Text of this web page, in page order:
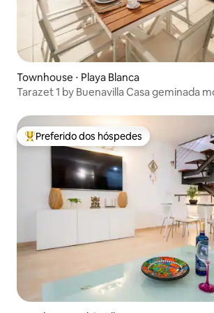
Townhouse ⋅ Playa Blanca
Tarazet 1 by Buenavilla Casa geminada
Entre os melhores preferidos dos
Preferido dos hóspedes